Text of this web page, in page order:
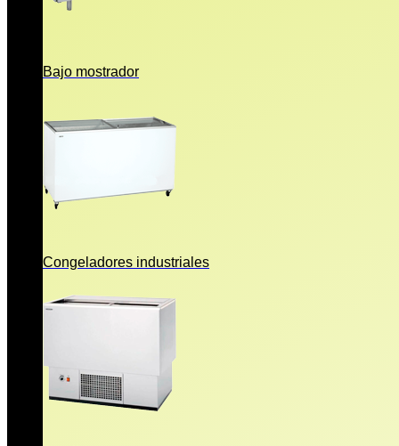
Bajo mostrador
Congeladores industriales